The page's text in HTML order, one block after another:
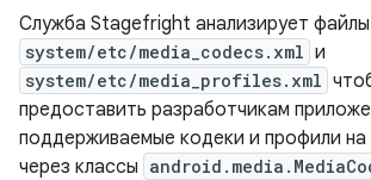
Служба Stagefright анализирует файлы
system/etc/media_codecs.xml и
system/etc/media_profiles.xml
предоставить разработчикам
поддерживаемые кодеки и профили на
через классы